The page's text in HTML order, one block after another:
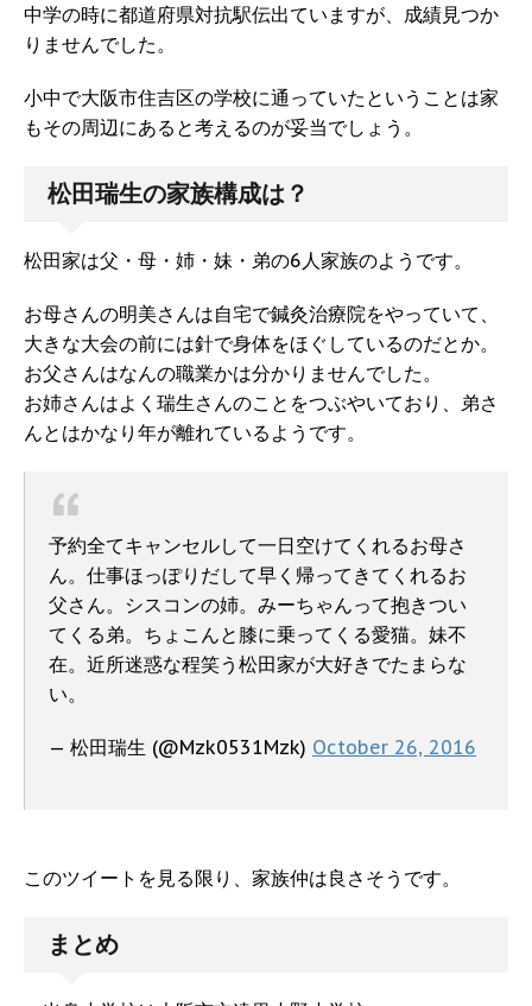
中学の時に都道府県対抗駅伝出ていますが、成績見つか
りませんでした。
小中で大阪市住吉区の学校に通っていたということは家
もその周辺にあると考えるのが妥当でしょう。
松田瑞生の家族構成は？
松田家は父・母・姉・妹・弟の6人家族のようです。
お母さんの明美さんは自宅で鍼灸治療院をやっていて、
大きな大会の前には針で身体をほぐしているのだとか。
お父さんはなんの職業かは分かりませんでした。
お姉さんはよく瑞生さんのことをつぶやいており、弟さ
んとはかなり年が離れているようです。
予約全てキャンセルして一日空けてくれるお母さ
ん。仕事ほっぽりだして早く帰ってきてくれるお
父さん。シスコンの姉。みーちゃんって抱きつい
てくる弟。ちょこんと膝に乗ってくる愛猫。妹不
在。近所迷惑な程笑う松田家が大好きでたまらな
い。
— 松田瑞生 (@Mzk0531Mzk) October 26, 2016
このツイートを見る限り、家族仲は良さそうです。
まとめ